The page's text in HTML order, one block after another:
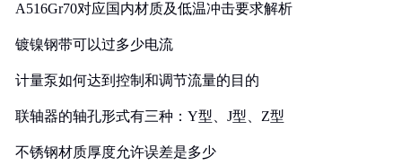
A516Gr70对应国内材质及低温冲击要求解析
镀镍钢带可以过多少电流
计量泵如何达到控制和调节流量的目的
联轴器的轴孔形式有三种：Y型、J型、Z型
不锈钢材质厚度允许误差是多少